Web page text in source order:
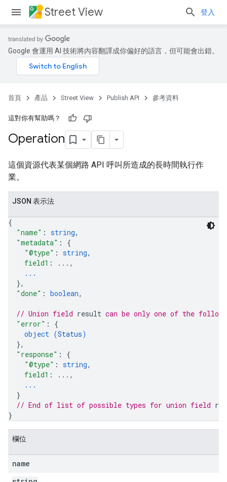
Street View 登入
Google 會運用 AI 技術將內容翻譯成你偏好的語言，但可能會出錯。
首頁 產品 Street View Publish API 參考資料
這對你有幫助嗎？
Operation
這個資源代表某個網路 API 呼叫所造成的長時間執行作
業。
JSON 表示法
{
"name" : string,
"metadata" : {
"@type" : string,
field1 : ... ,
...
},
"done" : boolean,
// Union field result can be only one of the
"error" : {
object (Status)
},
"response" : {
"@type" : string,
field1 : ... ,
...
}
// End of list of possible types for union field
}
欄位
name